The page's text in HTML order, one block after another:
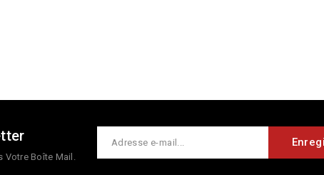
Boîte Mail.